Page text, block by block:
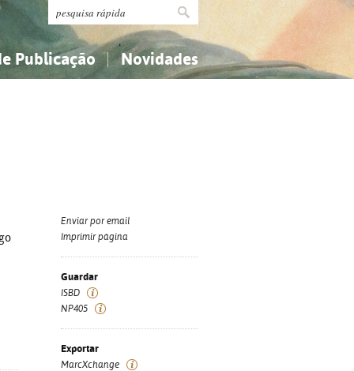
Publicação Novidades
Enviar por email
Imprimir página
Guardar
ISBD
NP405
Exportar
MarcXchange